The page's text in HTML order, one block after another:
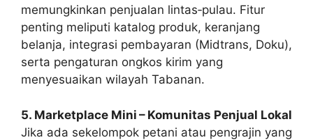
memungkinkan penjualan lintas‑pulau. Fitur
penting meliputi katalog produk, keranjang
belanja, integrasi pembayaran (Midtrans, Doku),
serta pengaturan ongkos kirim yang
menyesuaikan wilayah Tabanan.
5. Marketplace Mini – Komunitas Penjual Lokal
Jika ada sekelompok petani atau pengrajin yang